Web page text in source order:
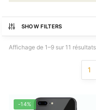
SHOW FILTERS
Affichage de 1–9 sur 11 résultats
1
-14%